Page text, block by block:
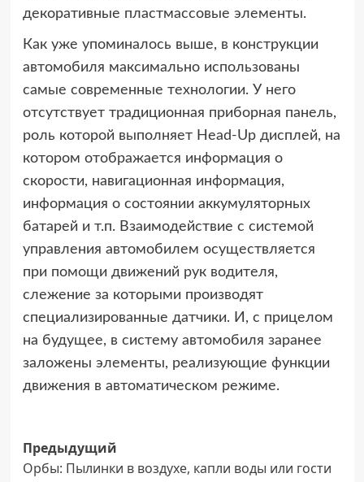
декоративные пластмассовые элементы.
Как уже упоминалось выше, в конструкции
автомобиля максимально использованы
самые современные технологии. У него
отсутствует традиционная приборная панель,
роль которой выполняет Head-Up дисплей, на
котором отображается информация о
скорости, навигационная информация,
информация о состоянии аккумуляторных
батарей и т.п. Взаимодействие с системой
управления автомобилем осуществляется
при помощи движений рук водителя,
слежение за которыми производят
специализированные датчики. И, с прицелом
на будущее, в систему автомобиля заранее
заложены элементы, реализующие функции
движения в автоматическом режиме.
Навигация
Предыдущий
Орбы: Пылинки в воздухе, капли воды или гости